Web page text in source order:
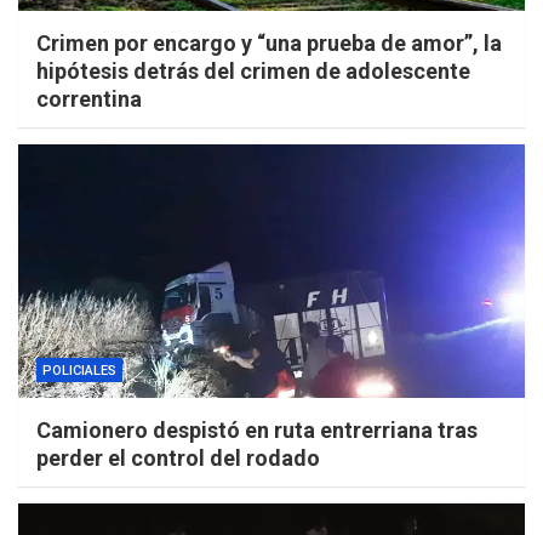
Crimen por encargo y “una prueba de amor”, la
hipótesis detrás del crimen de adolescente
correntina
POLICIALES
Camionero despistó en ruta entrerriana tras
perder el control del rodado